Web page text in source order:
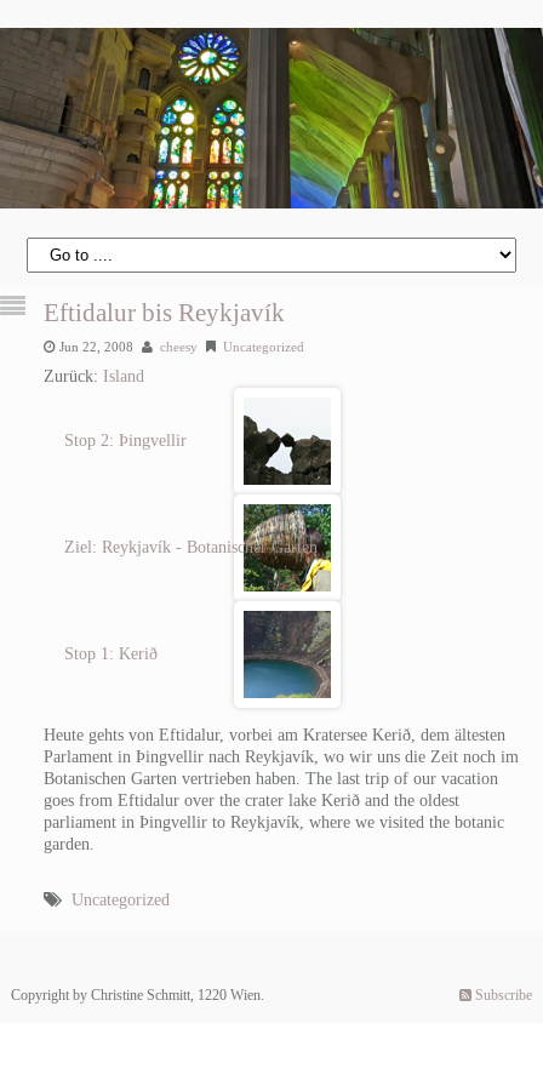
Eftidalur bis Reykjavík
Jun 22, 2008 cheesy Uncategorized
Zurück: Island
Stop 2: Þingvellir
Ziel: Reykjavík - Botanischer Garten
Stop 1: Kerið
Heute gehts von Eftidalur, vorbei am Kratersee Kerið, dem ältesten
Parlament in Þingvellir nach Reykjavík, wo wir uns die Zeit noch im
Botanischen Garten vertrieben haben. The last trip of our vacation
goes from Eftidalur over the crater lake Kerið and the oldest
parliament in Þingvellir to Reykjavík, where we visited the botanic
garden.
Uncategorized
Copyright by Christine Schmitt, 1220 Wien. Subscribe